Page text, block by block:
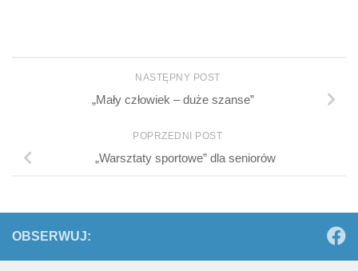
NASTĘPNY POST
„Mały człowiek – duże szanse”
POPRZEDNI POST
„Warsztaty sportowe” dla seniorów
OBSERWUJ: